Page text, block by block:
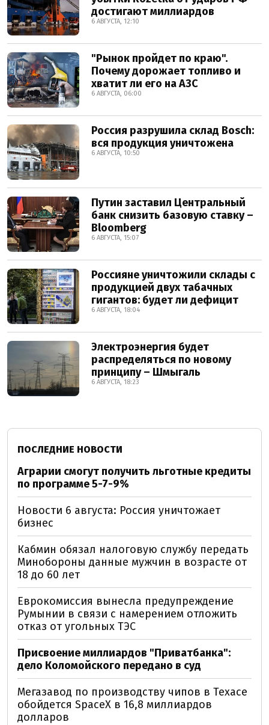
достигают миллиардов
6 АВГУСТА, 12:10
"Рынок пройдет по краю".
Почему дорожает топливо и
хватит ли его на АЗС
6 АВГУСТА, 06:00
Россия разрушила склад Bosch:
вся продукция уничтожена
6 АВГУСТА, 10:50
Путин заставил Центральный
банк снизить базовую ставку –
Bloomberg
6 АВГУСТА, 15:07
Россияне уничтожили склады с
продукцией двух табачных
гигантов: будет ли дефицит
6 АВГУСТА, 18:04
Электроэнергия будет
распределяться по новому
принципу – Шмыгаль
6 АВГУСТА, 18:23
ПОСЛЕДНИЕ НОВОСТИ
Аграрии смогут получить льготные кредиты
по программе 5-7-9%
Новости 6 августа: Россия уничтожает
бизнес
Кабмин обязал налоговую службу передать
Минобороны данные мужчин в возрасте от
18 до 60 лет
Еврокомиссия вынесла предупреждение
Румынии в связи с намерением отложить
отказ от угольных ТЭС
Присвоение миллиардов "Приватбанка":
дело Коломойского передано в суд
Мегазавод по производству чипов в Техасе
обойдется SpaceX в 16,8 миллиардов
долларов